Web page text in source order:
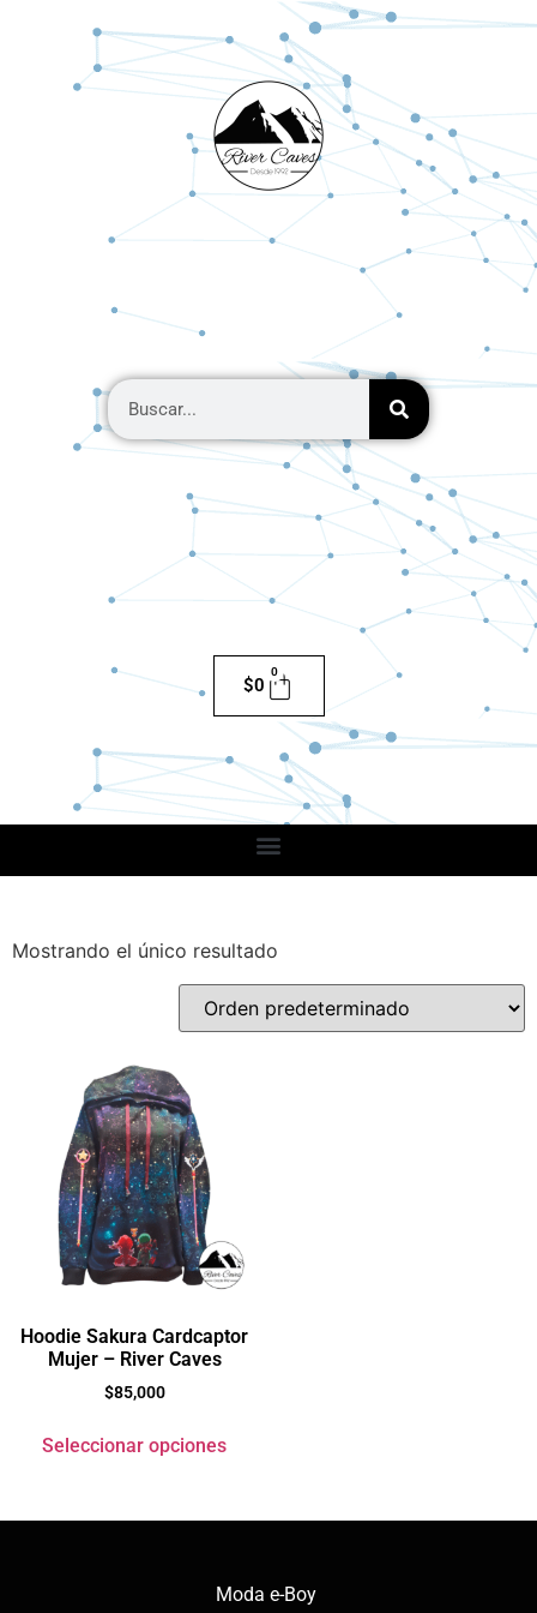
$0
0
Mostrando el único resultado
Hoodie Sakura Cardcaptor
Mujer – River Caves
$85,000
Seleccionar opciones
Moda e-Boy